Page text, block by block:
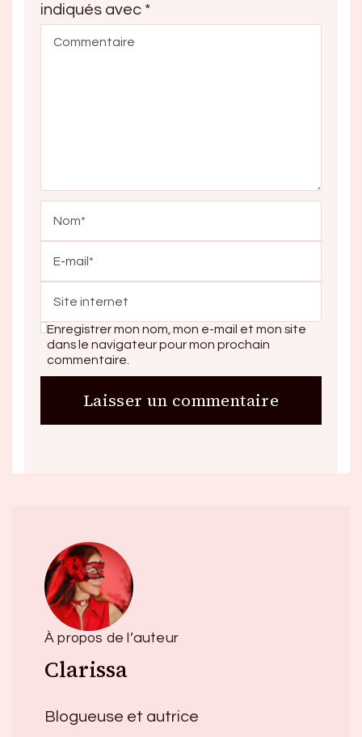
indiqués avec *
Enregistrer mon nom, mon e-mail et mon site
dans le navigateur pour mon prochain
commentaire.
À propos de l’auteur
Clarissa
Blogueuse et autrice